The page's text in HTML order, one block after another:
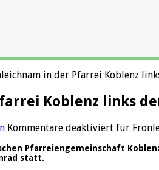
in der Pfarrei Koblenz
Koblenz links
Kommentare deaktiviert für
Pfarreiengemeinschaft
statt.